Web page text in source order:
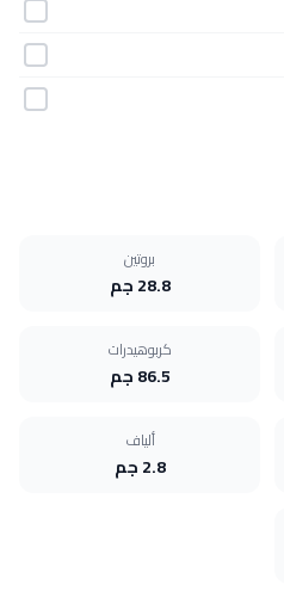
بروتين
28.8 جم
كربوهيدرات
86.5 جم
ألياف
2.8 جم